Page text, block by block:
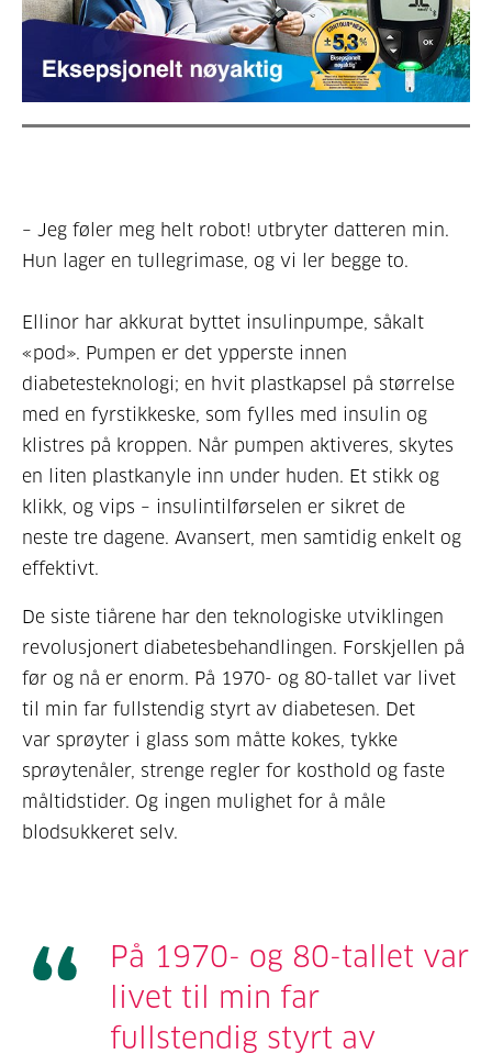
– Jeg føler meg helt robot! utbryter datteren min.
Hun lager en tullegrimase, og vi ler begge to.
Ellinor har akkurat byttet insulinpumpe, såkalt
«pod». Pumpen er det ypperste innen
diabetesteknologi; en hvit plastkapsel på størrelse
med en fyrstikkeske, som fylles med insulin og
klistres på kroppen. Når pumpen aktiveres, skytes
en liten plastkanyle inn under huden. Et stikk og
klikk, og vips – insulintilførselen er sikret de
neste tre dagene. Avansert, men samtidig enkelt og
effektivt.
De siste tiårene har den teknologiske utviklingen
revolusjonert diabetesbehandlingen. Forskjellen på
før og nå er enorm. På 1970- og 80-tallet var livet
til min far fullstendig styrt av diabetesen. Det
var sprøyter i glass som måtte kokes, tykke
sprøytenåler, strenge regler for kosthold og faste
måltidstider. Og ingen mulighet for å måle
blodsukkeret selv.
På 1970- og 80-tallet var
livet til min far
fullstendig styrt av